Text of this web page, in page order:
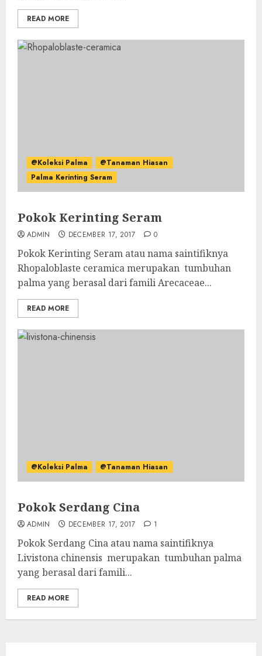
READ MORE
@Koleksi Palma
@Tanaman Hiasan
Palma Kerinting Seram
Pokok Kerinting Seram
ADMIN DECEMBER 17, 2017 0
Pokok Kerinting Seram atau nama saintifiknya
Rhopaloblaste ceramica merupakan tumbuhan
palma yang berasal dari famili Arecaceae...
READ MORE
@Koleksi Palma @Tanaman Hiasan
Pokok Serdang Cina
ADMIN DECEMBER 17, 2017 1
Pokok Serdang Cina atau nama saintifiknya
Livistona chinensis merupakan tumbuhan palma
yang berasal dari famili...
READ MORE